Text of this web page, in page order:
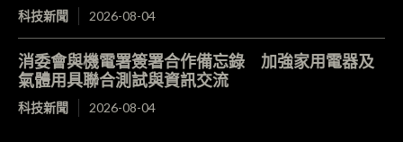
科技新聞 2026-08-04
消委會與機電署簽署合作備忘錄 加強家用電器及
氣體用具聯合測試與資訊交流
科技新聞 2026-08-04